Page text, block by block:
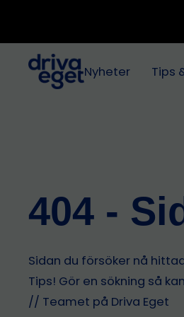
Nyheter Tips
404 -
Sidan du försöker nå
Tips! Gör en sökning så
// Teamet på Driva Eget